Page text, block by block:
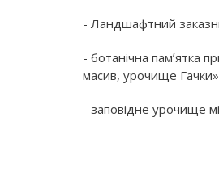
- Ландшафтний
- ботанічна памʼятка
масив, урочище
- заповідне урочище